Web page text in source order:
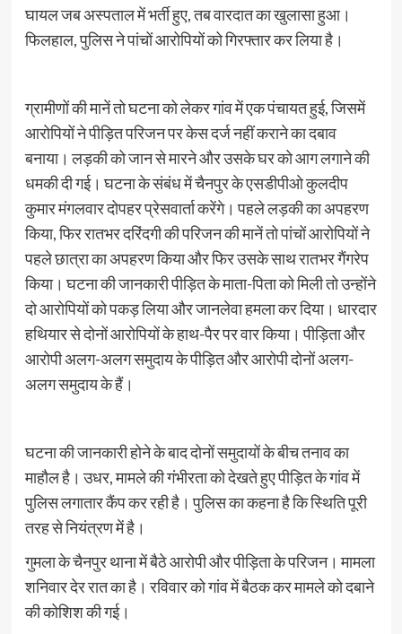
घायल जब अस्पताल में भर्ती हुए, तब वारदात का खुलासा हुआ।
फिलहाल, पुलिस ने पांचों आरोपियों को गिरफ्तार कर लिया है।
ग्रामीणों की मानें तो घटना को लेकर गांव में एक पंचायत हुई, जिसमें
आरोपियों ने पीड़ित परिजन पर केस दर्ज नहीं कराने का दबाव
बनाया। लड़की को जान से मारने और उसके घर को आग लगाने की
धमकी दी गई। घटना के संबंध में चैनपुर के एसडीपीओ कुलदीप
कुमार मंगलवार दोपहर प्रेसवार्ता करेंगे। पहले लड़की का अपहरण
किया, फिर रातभर दरिंदगी की परिजन की मानें तो पांचों आरोपियों ने
पहले छात्रा का अपहरण किया और फिर उसके साथ रातभर गैंगरेप
किया। घटना की जानकारी पीड़ित के माता-पिता को मिली तो उन्होंने
दो आरोपियों को पकड़ लिया और जानलेवा हमला कर दिया। धारदार
हथियार से दोनों आरोपियों के हाथ-पैर पर वार किया। पीड़िता और
आरोपी अलग-अलग समुदाय के पीड़ित और आरोपी दोनों अलग-
अलग समुदाय के हैं।
घटना की जानकारी होने के बाद दोनों समुदायों के बीच तनाव का
माहौल है। उधर, मामले की गंभीरता को देखते हुए पीड़ित के गांव में
पुलिस लगातार कैंप कर रही है। पुलिस का कहना है कि स्थिति पूरी
तरह से नियंत्रण में है।
गुमला के चैनपुर थाना में बैठे आरोपी और पीड़िता के परिजन। मामला
शनिवार देर रात का है। रविवार को गांव में बैठक कर मामले को दबाने
की कोशिश की गई।